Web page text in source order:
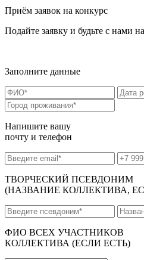
Приём заявок на конкурс
Подайте заявку и будьте с нами
Заполните данные
Напишите вашу
почту и телефон
ТВОРЧЕСКИЙ ПСЕВДОНИМ
(НАЗВАНИЕ КОЛЛЕКТИВА,
ФИО ВСЕХ УЧАСТНИКОВ
КОЛЛЕКТИВА (ЕСЛИ ЕСТЬ)